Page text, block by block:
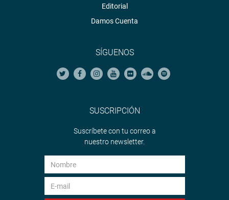
Editorial
Damos Cuenta
SÍGUENOS
SUSCRIPCIÓN
Suscríbete con tu correo a
nuestro newsletter.